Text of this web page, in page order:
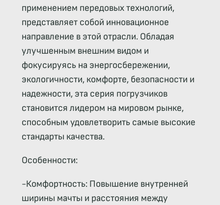
применением передовых технологий,
представляет собой инновационное
направление в этой отрасли. Обладая
улучшенным внешним видом и
фокусируясь на энергосбережении,
экологичности, комфорте, безопасности и
надежности, эта серия погрузчиков
становится лидером на мировом рынке,
способным удовлетворить самые высокие
стандарты качества.
Особенности:
-Комфортность: Повышение внутренней
ширины мачты и расстояния между